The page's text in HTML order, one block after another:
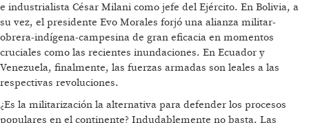
e industrialista César Milani como jefe del Ejército. En Bolivia, a
su vez, el presidente Evo Morales forjó una alianza militar-
obrera-indígena-campesina de gran eficacia en momentos
cruciales como las recientes inundaciones. En Ecuador y
Venezuela, finalmente, las fuerzas armadas son leales a las
respectivas revoluciones.
¿Es la militarización la alternativa para defender los procesos
populares en el continente? Indudablemente no basta. Las